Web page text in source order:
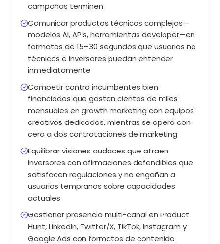
campañas terminen
Comunicar productos técnicos complejos—
modelos AI, APIs, herramientas developer—en
formatos de 15–30 segundos que usuarios no
técnicos e inversores puedan entender
inmediatamente
Competir contra incumbentes bien
financiados que gastan cientos de miles
mensuales en growth marketing con equipos
creativos dedicados, mientras se opera con
cero a dos contrataciones de marketing
Equilibrar visiones audaces que atraen
inversores con afirmaciones defendibles que
satisfacen regulaciones y no engañan a
usuarios tempranos sobre capacidades
actuales
Gestionar presencia multi-canal en Product
Hunt, LinkedIn, Twitter/X, TikTok, Instagram y
Google Ads con formatos de contenido